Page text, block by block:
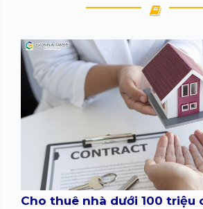
Cho thuê nhà dưới 100 triệu